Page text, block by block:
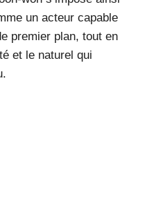
un acteur capable
premier plan, tout en
et le naturel qui